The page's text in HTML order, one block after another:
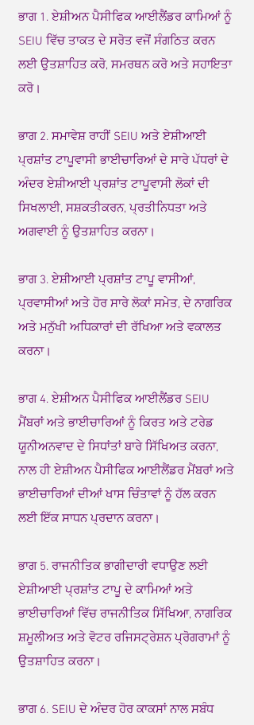
ਭਾਗ 1. ਏਸ਼ੀਅਨ ਪੈਸੀਫਿਕ ਆਈਲੈਂਡਰ ਕਾਮਿਆਂ ਨੂੰ
SEIU ਵਿੱਚ ਤਾਕਤ ਦੇ ਸਰੋਤ ਵਜੋਂ ਸੰਗਠਿਤ ਕਰਨ
ਲਈ ਉਤਸ਼ਾਹਿਤ ਕਰੋ, ਸਮਰਥਨ ਕਰੋ ਅਤੇ ਸਹਾਇਤਾ
ਕਰੋ।
ਭਾਗ 2. ਸਮਾਵੇਸ਼ ਰਾਹੀਂ SEIU ਅਤੇ ਏਸ਼ੀਆਈ
ਪ੍ਰਸ਼ਾਂਤ ਟਾਪੂਵਾਸੀ ਭਾਈਚਾਰਿਆਂ ਦੇ ਸਾਰੇ ਪੱਧਰਾਂ ਦੇ
ਅੰਦਰ ਏਸ਼ੀਆਈ ਪ੍ਰਸ਼ਾਂਤ ਟਾਪੂਵਾਸੀ ਲੋਕਾਂ ਦੀ
ਸਿਖਲਾਈ, ਸਸ਼ਕਤੀਕਰਨ, ਪ੍ਰਤੀਨਿਧਤਾ ਅਤੇ
ਅਗਵਾਈ ਨੂੰ ਉਤਸ਼ਾਹਿਤ ਕਰਨਾ।
ਭਾਗ 3. ਏਸ਼ੀਆਈ ਪ੍ਰਸ਼ਾਂਤ ਟਾਪੂ ਵਾਸੀਆਂ,
ਪ੍ਰਵਾਸੀਆਂ ਅਤੇ ਹੋਰ ਸਾਰੇ ਲੋਕਾਂ ਸਮੇਤ, ਦੇ ਨਾਗਰਿਕ
ਅਤੇ ਮਨੁੱਖੀ ਅਧਿਕਾਰਾਂ ਦੀ ਰੱਖਿਆ ਅਤੇ ਵਕਾਲਤ
ਕਰਨਾ।
ਭਾਗ 4. ਏਸ਼ੀਅਨ ਪੈਸੀਫਿਕ ਆਈਲੈਂਡਰ SEIU
ਮੈਂਬਰਾਂ ਅਤੇ ਭਾਈਚਾਰਿਆਂ ਨੂੰ ਕਿਰਤ ਅਤੇ ਟਰੇਡ
ਯੂਨੀਅਨਵਾਦ ਦੇ ਸਿਧਾਂਤਾਂ ਬਾਰੇ ਸਿੱਖਿਅਤ ਕਰਨਾ,
ਨਾਲ ਹੀ ਏਸ਼ੀਅਨ ਪੈਸੀਫਿਕ ਆਈਲੈਂਡਰ ਮੈਂਬਰਾਂ ਅਤੇ
ਭਾਈਚਾਰਿਆਂ ਦੀਆਂ ਖਾਸ ਚਿੰਤਾਵਾਂ ਨੂੰ ਹੱਲ ਕਰਨ
ਲਈ ਇੱਕ ਸਾਧਨ ਪ੍ਰਦਾਨ ਕਰਨਾ।
ਭਾਗ 5. ਰਾਜਨੀਤਿਕ ਭਾਗੀਦਾਰੀ ਵਧਾਉਣ ਲਈ
ਏਸ਼ੀਆਈ ਪ੍ਰਸ਼ਾਂਤ ਟਾਪੂ ਦੇ ਕਾਮਿਆਂ ਅਤੇ
ਭਾਈਚਾਰਿਆਂ ਵਿੱਚ ਰਾਜਨੀਤਿਕ ਸਿੱਖਿਆ, ਨਾਗਰਿਕ
ਸ਼ਮੂਲੀਅਤ ਅਤੇ ਵੋਟਰ ਰਜਿਸਟ੍ਰੇਸ਼ਨ ਪ੍ਰੋਗਰਾਮਾਂ ਨੂੰ
ਉਤਸ਼ਾਹਿਤ ਕਰਨਾ।
ਭਾਗ 6. SEIU ਦੇ ਅੰਦਰ ਹੋਰ ਕਾਕਸਾਂ ਨਾਲ ਸਬੰਧ